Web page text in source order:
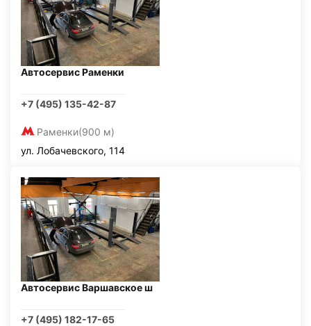
Автосервис Раменки
+7 (495) 135-42-87
Раменки(900 м)
ул. Лобачевского, 114
Автосервис Варшавское ш
+7 (495) 182-17-65